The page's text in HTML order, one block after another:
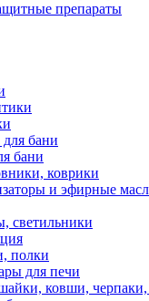
препараты
бани
коврики
и эфирные
светильники
полки
для печи
ковши, черпаки,